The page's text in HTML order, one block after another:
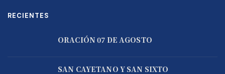
RECIENTES
ORACIÓN 07 DE AGOSTO
SAN CAYETANO Y SAN SIXTO